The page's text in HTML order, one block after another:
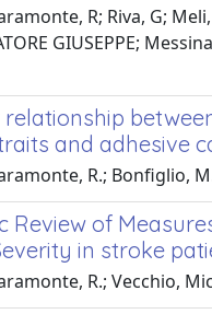
R; Riva, G;
GIUSEPPE;
and adhesive
R.; Bonfiglio,
Review of
in stroke
R.; Vecchio,